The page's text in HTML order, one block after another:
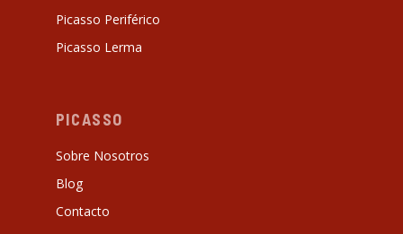
Picasso Periférico
Picasso Lerma
PICASSO
Sobre Nosotros
Blog
Contacto